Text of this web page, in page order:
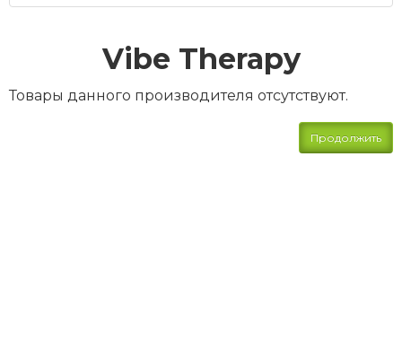
Vibe Therapy
Товары данного производителя отсутствуют.
Продолжить